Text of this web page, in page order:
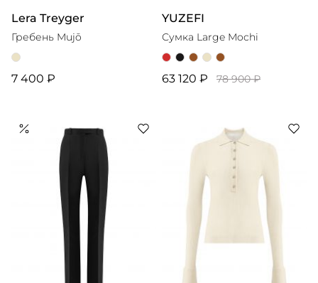
Lera Treyger
Гребень Mujō
7 400 ₽
YUZEFI
Сумка Large Mochi
63 120 ₽ 78 900 ₽